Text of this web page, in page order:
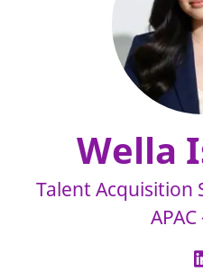
Wella
Talent Acquisition
APAC